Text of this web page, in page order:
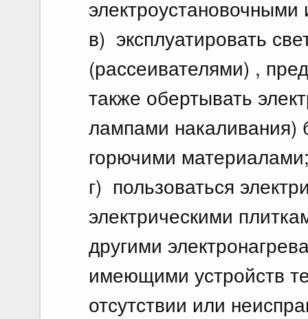
в) эксплуатировать
(рассеивателями) ,
также обертывать
лампами накаливания)
горючими
г) пользоваться
электрическими
другими
имеющими устройств
отсутствии или